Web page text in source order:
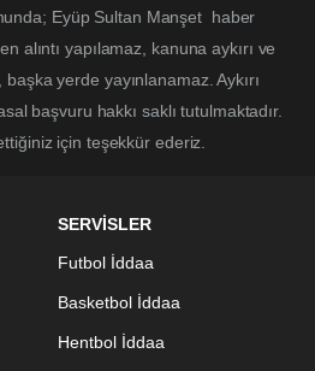
Eyüp Sultan Manşet haber
alıntı yapılamaz, kanuna aykırı ve
yerde yayınlanamaz. Aykırı
başvuru hakkı saklı tutulmaktadır.
için teşekkür ederiz.
SERVİSLER
Futbol İddaa
Basketbol İddaa
Hentbol İddaa